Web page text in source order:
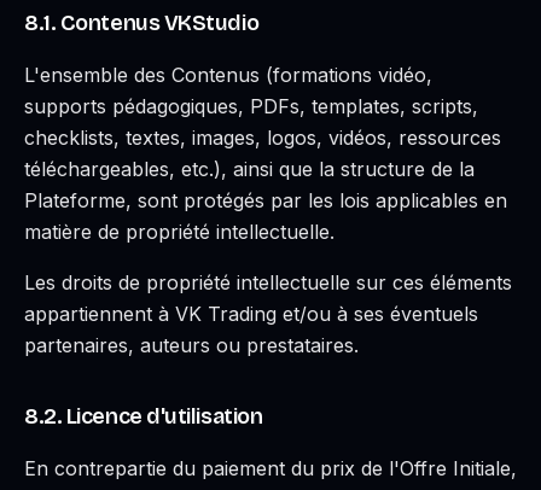
8.1. Contenus VKStudio
L'ensemble des Contenus (formations vidéo,
supports pédagogiques, PDFs, templates, scripts,
checklists, textes, images, logos, vidéos, ressources
téléchargeables, etc.), ainsi que la structure de la
Plateforme, sont protégés par les lois applicables en
matière de propriété intellectuelle.
Les droits de propriété intellectuelle sur ces éléments
appartiennent à VK Trading et/ou à ses éventuels
partenaires, auteurs ou prestataires.
8.2. Licence d'utilisation
En contrepartie du paiement du prix de l'Offre Initiale,